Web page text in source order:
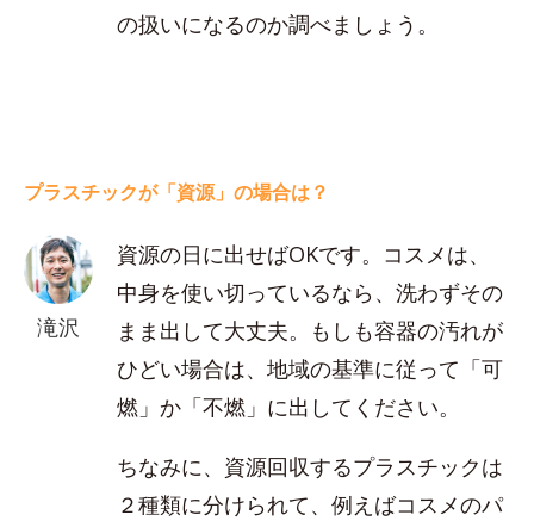
の扱いになるのか調べましょう。
プラスチックが「資源」の場合は？
滝沢
資源の日に出せばOKです。コスメは、
中身を使い切っているなら、洗わずその
まま出して大丈夫。もしも容器の汚れが
ひどい場合は、地域の基準に従って「可
燃」か「不燃」に出してください。
ちなみに、資源回収するプラスチックは
２種類に分けられて、例えばコスメのパ